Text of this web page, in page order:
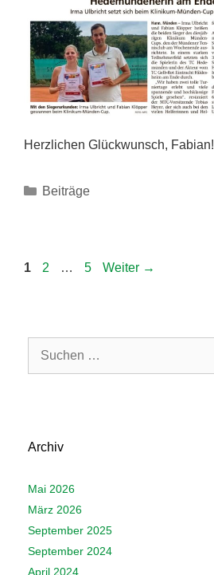
Herzlichen Glückwunsch, Fabian!
Kategorien
Beiträge
Seite
1 Seite
2 … Seite
5 Weiter →
nach:
Archiv
Mai 2026
März 2026
September 2025
September 2024
April 2024